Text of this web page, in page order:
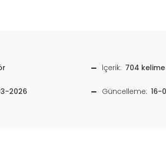
İçerik: 704 kelime
2026 Güncelleme: 16-